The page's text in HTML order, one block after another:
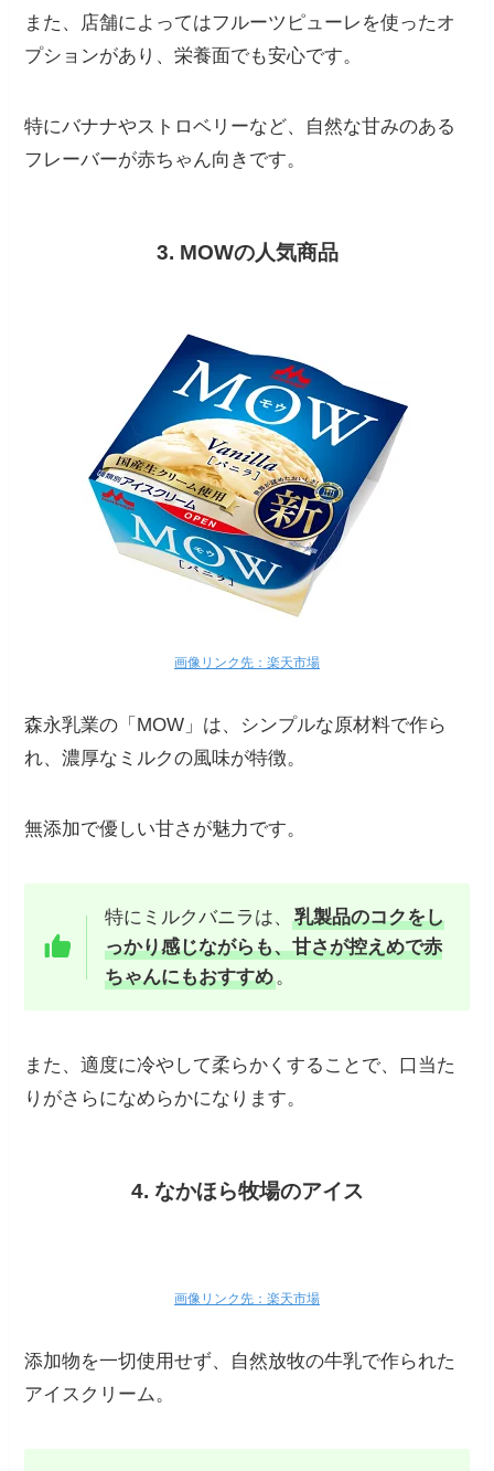
また、店舗によってはフルーツピューレを使ったオ
プションがあり、栄養面でも安心です。
特にバナナやストロベリーなど、自然な甘みのある
フレーバーが赤ちゃん向きです。
3. MOWの人気商品
画像リンク先：楽天市場
森永乳業の「MOW」は、シンプルな原材料で作ら
れ、濃厚なミルクの風味が特徴。
無添加で優しい甘さが魅力です。
特にミルクバニラは、
乳製品のコクをし
っかり感じながらも、甘さが控えめで赤
ちゃんにもおすすめ。
また、適度に冷やして柔らかくすることで、口当た
りがさらになめらかになります。
4. なかほら牧場のアイス
画像リンク先：楽天市場
添加物を一切使用せず、自然放牧の牛乳で作られた
アイスクリーム。